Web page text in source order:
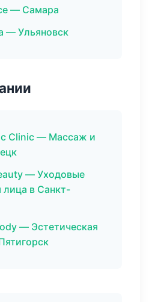
— Самара
— Ульяновск
Clinic — Массаж и
— Уходовые
в Санкт-
— Эстетическая